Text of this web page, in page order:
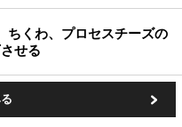
ちくわ、プロセスチーズの
せる